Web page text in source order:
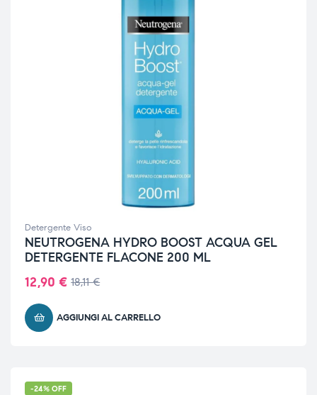
Detergente Viso
NEUTROGENA HYDRO BOOST ACQUA GEL
DETERGENTE FLACONE 200 ML
18,11€
12,90 €
AGGIUNGI AL CARRELLO
-24% OFF